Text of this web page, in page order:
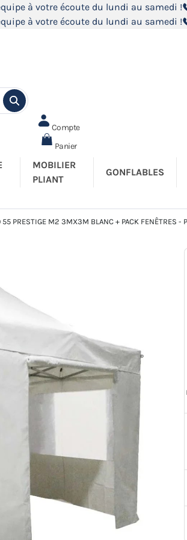
à votre écoute du lundi au samedi !
à votre écoute du lundi au samedi !
Compte
Panier
MOBILIER
PLIANT
GONFLABLES
PRESTIGE M2 3MX3M BLANC + PACK FENÊTRES -